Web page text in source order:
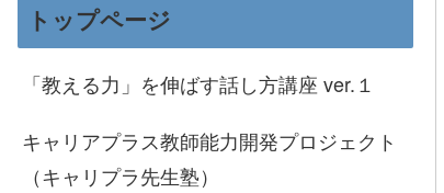
トップページ
「教える力」を伸ばす話し方講座 ver.１
キャリアプラス教師能力開発プロジェクト
（キャリプラ先生塾）